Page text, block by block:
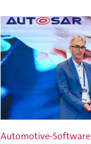
Automotive-Software